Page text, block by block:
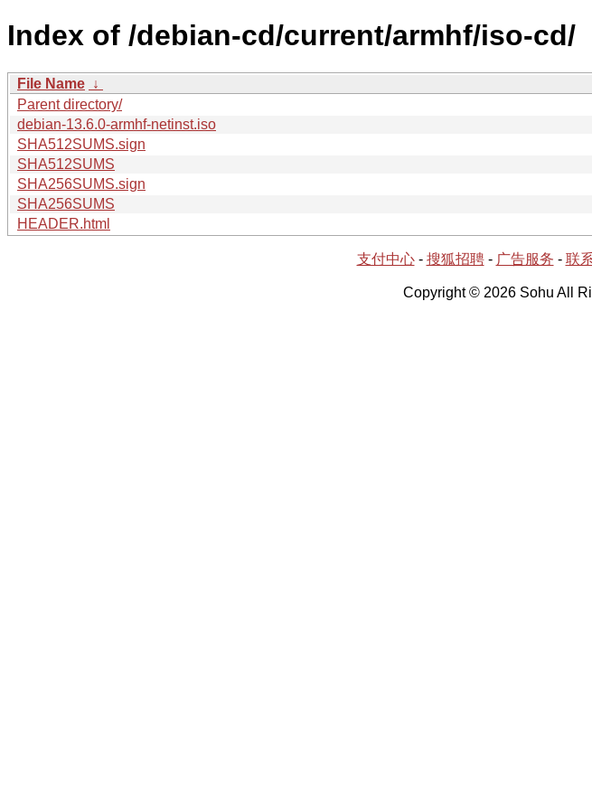
Index of /debian-cd/current/armhf/iso-cd/
File Name ↓
Parent directory/
debian-13.6.0-armhf-netinst.iso
SHA512SUMS.sign
SHA512SUMS
SHA256SUMS.sign
SHA256SUMS
HEADER.html
支付中心- 搜狐招聘- 广告服务 - 联
Copyright © 2026 Sohu All